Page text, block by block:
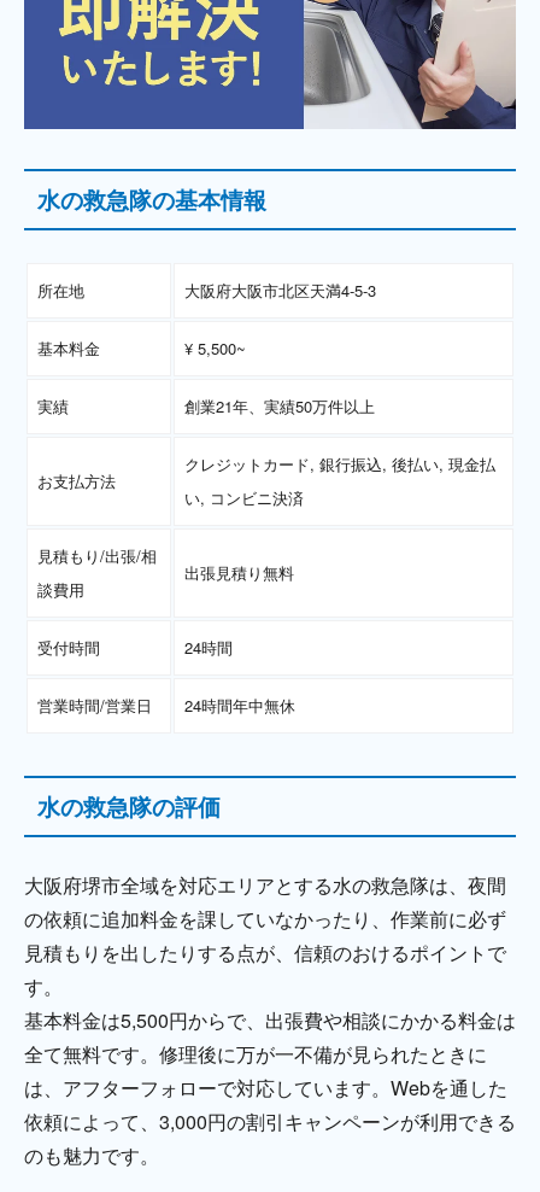
水の救急隊の基本情報
所在地 大阪府大阪市北区天満4-5-3
基本料金 ¥ 5,500~
実績 創業21年、実績50万件以上
お支払方法
クレジットカード, 銀行振込, 後払い, 現金払
い, コンビニ決済
見積もり/出張/相
談費用
出張見積り無料
受付時間 24時間
営業時間/営業日 24時間年中無休
水の救急隊の評価
大阪府堺市全域を対応エリアとする水の救急隊は、夜間
の依頼に追加料金を課していなかったり、作業前に必ず
見積もりを出したりする点が、信頼のおけるポイントで
す。
基本料金は5,500円からで、出張費や相談にかかる料金は
全て無料です。修理後に万が一不備が見られたときに
は、アフターフォローで対応しています。Webを通した
依頼によって、3,000円の割引キャンペーンが利用できる
のも魅力です。